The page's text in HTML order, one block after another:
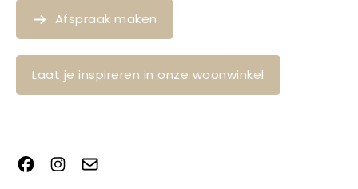
Afspraak maken
Laat je inspireren in onze woonwinkel